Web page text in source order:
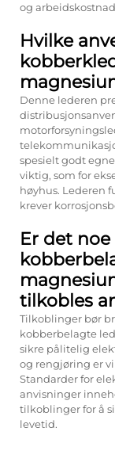
og
Hvilke
Denne lederen
spesielt godt
viktig, som for
høyhus. Lederen
krever
Er det
tilkobles
Tilkoblinger bør
kobberbelagte
sikre pålitelig
og rengjøring er
Standarder for
anvisninger
tilkoblinger for å
levetid.